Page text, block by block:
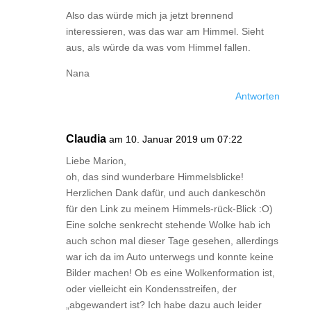
Also das würde mich ja jetzt brennend
interessieren, was das war am Himmel. Sieht
aus, als würde da was vom Himmel fallen.
Nana
Antworten
Claudia am 10. Januar 2019 um 07:22
Liebe Marion,
oh, das sind wunderbare Himmelsblicke!
Herzlichen Dank dafür, und auch dankeschön
für den Link zu meinem Himmels-rück-Blick :O)
Eine solche senkrecht stehende Wolke hab ich
auch schon mal dieser Tage gesehen, allerdings
war ich da im Auto unterwegs und konnte keine
Bilder machen! Ob es eine Wolkenformation ist,
oder vielleicht ein Kondensstreifen, der
„abgewandert ist? Ich habe dazu auch leider